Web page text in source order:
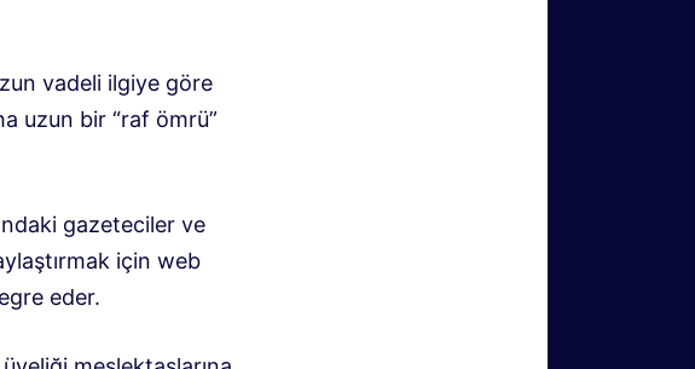
vadeli ilgiye göre
uzun bir “raf ömrü”
gazeteciler ve
için web
eder.